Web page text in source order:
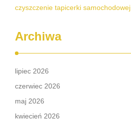
czyszczenie tapicerki samochodowej
Archiwa
lipiec 2026
czerwiec 2026
maj 2026
kwiecień 2026